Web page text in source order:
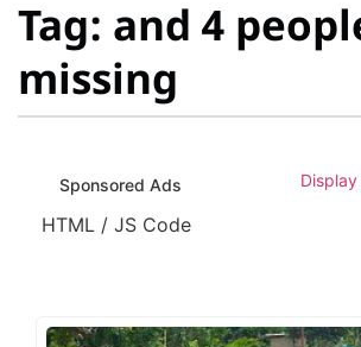
Tag: and 4
missing
Sponsored Ads
HTML / JS Code